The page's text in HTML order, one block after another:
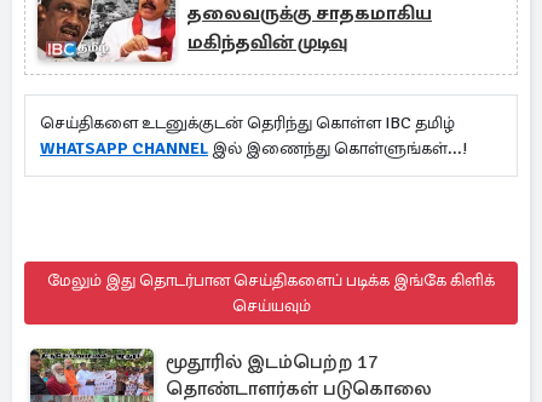
தலைவருக்கு சாதகமாகிய
மகிந்தவின் முடிவு
செய்திகளை உடனுக்குடன் தெரிந்து கொள்ள IBC தமிழ்
WHATSAPP CHANNEL இல் இணைந்து கொள்ளுங்கள்...!
மேலும் இது தொடர்பான செய்திகளைப் படிக்க இங்கே கிளிக்
செய்யவும்
மூதூரில் இடம்பெற்ற 17
தொண்டாளர்கள் படுகொலை